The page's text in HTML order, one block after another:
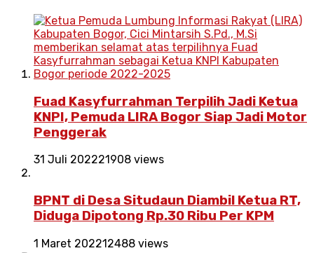
Fuad Kasyfurrahman Terpilih Jadi Ketua
KNPI, Pemuda LIRA Bogor Siap Jadi Motor
Penggerak
31 Juli 202221908 views
BPNT di Desa Situdaun Diambil Ketua RT,
Diduga Dipotong Rp.30 Ribu Per KPM
1 Maret 202212488 views